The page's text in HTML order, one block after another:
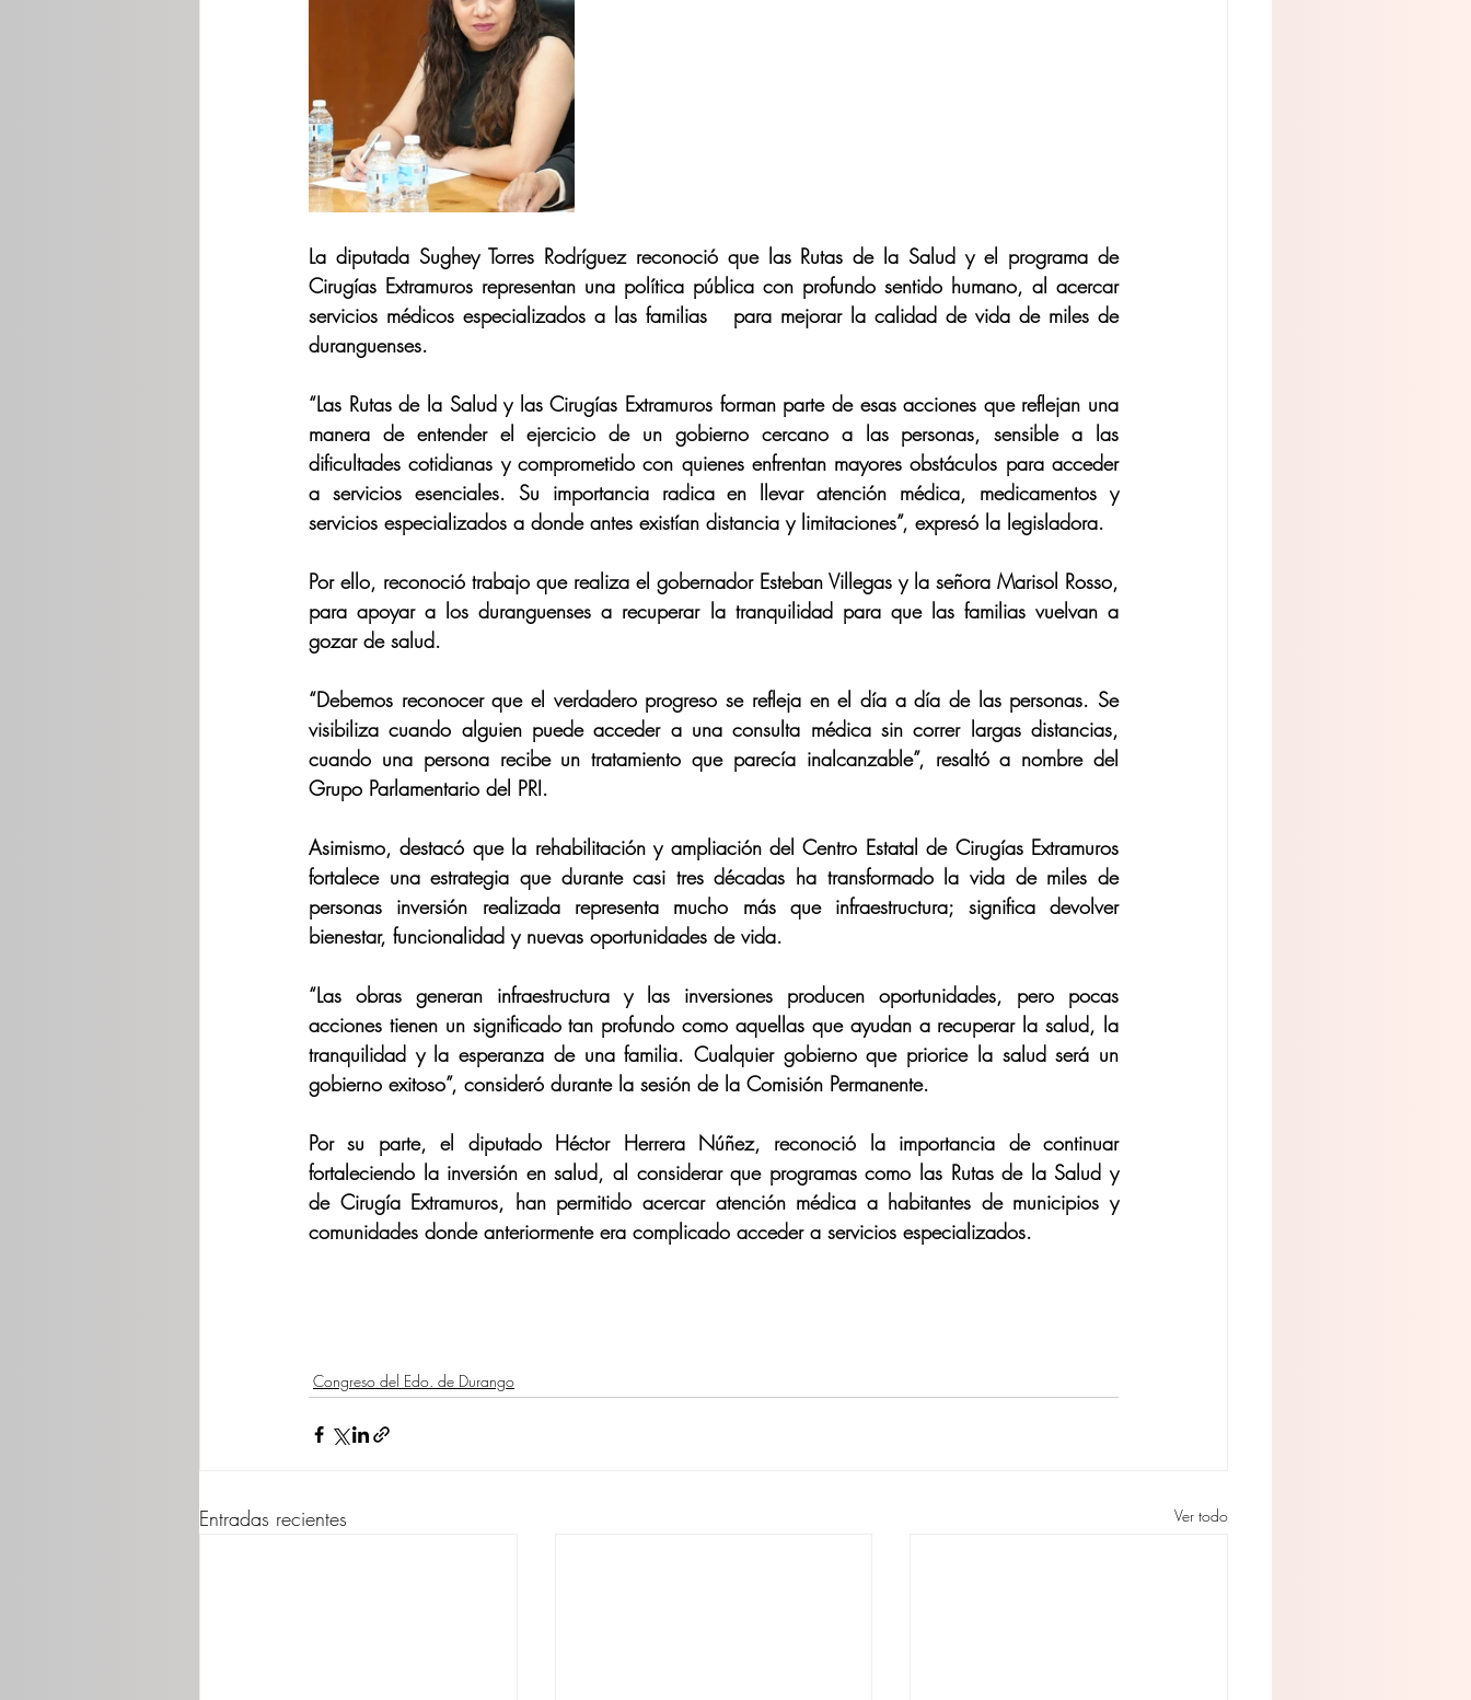
La diputada Sughey Torres Rodríguez reconoció que las Rutas de la Salud y el programa de
Cirugías Extramuros representan una política pública con profundo sentido humano, al acercar
servicios médicos especializados a las familias   para mejorar la calidad de vida de miles de
duranguenses.
“Las Rutas de la Salud y las Cirugías Extramuros forman parte de esas acciones que reflejan una
manera de entender el ejercicio de un gobierno cercano a las personas, sensible a las
dificultades cotidianas y comprometido con quienes enfrentan mayores obstáculos para acceder
a servicios esenciales. Su importancia radica en llevar atención médica, medicamentos y
servicios especializados a donde antes existían distancia y limitaciones”, expresó la legisladora.
Por ello, reconoció trabajo que realiza el gobernador Esteban Villegas y la señora Marisol Rosso,
para apoyar a los duranguenses a recuperar la tranquilidad para que las familias vuelvan a
gozar de salud.
“Debemos reconocer que el verdadero progreso se refleja en el día a día de las personas. Se
visibiliza cuando alguien puede acceder a una consulta médica sin correr largas distancias,
cuando una persona recibe un tratamiento que parecía inalcanzable”, resaltó a nombre del
Grupo Parlamentario del PRI.
Asimismo, destacó que la rehabilitación y ampliación del Centro Estatal de Cirugías Extramuros
fortalece una estrategia que durante casi tres décadas ha transformado la vida de miles de
personas inversión realizada representa mucho más que infraestructura; significa devolver
bienestar, funcionalidad y nuevas oportunidades de vida.
“Las obras generan infraestructura y las inversiones producen oportunidades, pero pocas
acciones tienen un significado tan profundo como aquellas que ayudan a recuperar la salud, la
tranquilidad y la esperanza de una familia. Cualquier gobierno que priorice la salud será un
gobierno exitoso”, consideró durante la sesión de la Comisión Permanente.
Por su parte, el diputado Héctor Herrera Núñez, reconoció la importancia de continuar
fortaleciendo la inversión en salud, al considerar que programas como las Rutas de la Salud y
de Cirugía Extramuros, han permitido acercar atención médica a habitantes de municipios y
comunidades donde anteriormente era complicado acceder a servicios especializados.
Congreso del Edo. de Durango
Entradas recientes Ver todo